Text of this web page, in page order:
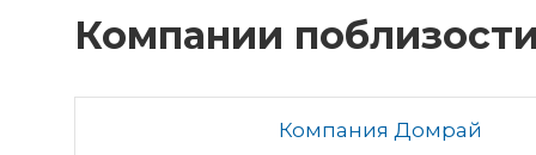
Компании
Компания Домрай